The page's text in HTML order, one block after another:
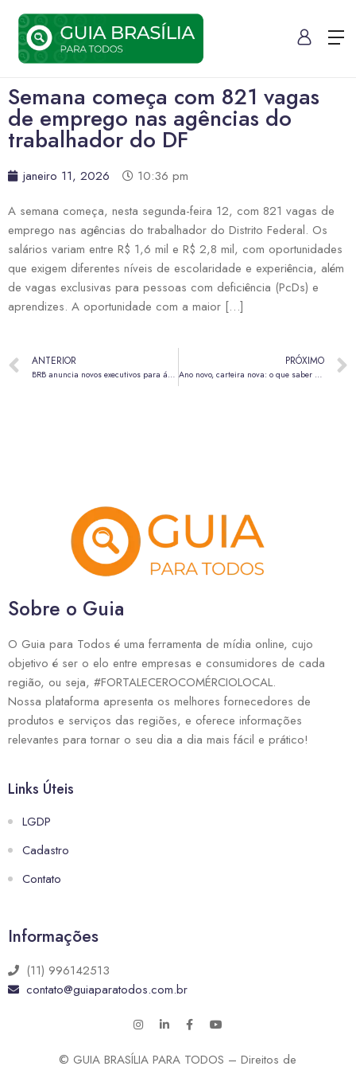
Semana começa com 821 vagas
de emprego nas agências do
trabalhador do DF
janeiro 11, 2026
10:36 pm
A semana começa, nesta segunda-feira 12, com 821 vagas de
emprego nas agências do trabalhador do Distrito Federal. Os
salários variam entre R$ 1,6 mil e R$ 2,8 mil, com oportunidades
que exigem diferentes níveis de escolaridade e experiência, além
de vagas exclusivas para pessoas com deficiência (PcDs) e
aprendizes. A oportunidade com a maior […]
ANTERIOR
BRB anuncia novos executivos para áreas estratégicas e empresas do conglomerado
PRÓXIMO
Ano novo, carteira nova: o que saber antes de investir em criptomoedas em 2026
Sobre o Guia
O Guia para Todos é uma ferramenta de mídia online, cujo
objetivo é ser o elo entre empresas e consumidores de cada
região, ou seja, #FORTALECEROCOMÉRCIOLOCAL.
Nossa plataforma apresenta os melhores fornecedores de
produtos e serviços das regiões, e oferece informações
relevantes para tornar o seu dia a dia mais fácil e prático!
Links Úteis
LGDP
Cadastro
Contato
Informações
(11) 996142513
contato@guiaparatodos.com.br
© GUIA BRASÍLIA PARA TODOS – Direitos de